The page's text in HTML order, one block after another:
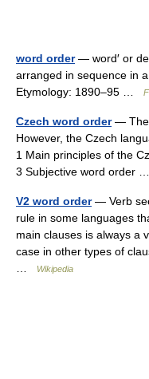
word order— word′ or
arranged in sequence in
Etymology: 1890–95 …
Czech word order— The
However, the Czech
1 Main principles of the
3 Subjective word order
V2 word order— Verb
rule in some languages
main clauses is always a
case in other types of
Wikipedia